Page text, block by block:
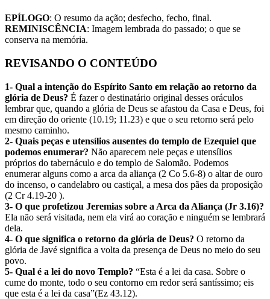
EPÍLOGO: O resumo da ação; desfecho, fecho, final.
REMINISCÊNCIA: Imagem lembrada do passado; o que se
conserva na memória.
REVISANDO O CONTEÚDO
1- Qual a intenção do Espírito Santo em relação ao retorno da
glória de Deus? É fazer o destinatário original desses oráculos
lembrar que, quando a glória de Deus se afastou da Casa e Deus, foi
em direção do oriente (10.19; 11.23) e que o seu retorno será pelo
mesmo caminho.
2- Quais peças e utensílios ausentes do templo de Ezequiel que
podemos enumerar? Não aparecem nele peças e utensílios
próprios do tabernáculo e do templo de Salomão. Podemos
enumerar alguns como a arca da aliança (2 Co 5.6-8) o altar de ouro
do incenso, o candelabro ou castiçal, a mesa dos pães da proposição
(2 Cr 4.19-20 ).
3- O que profetizou Jeremias sobre a Arca da Aliança (Jr 3.16)?
Ela não será visitada, nem ela virá ao coração e ninguém se lembrará
dela.
4- O que significa o retorno da glória de Deus? O retorno da
glória de Javé significa a volta da presença de Deus no meio do seu
povo.
5- Qual é a lei do novo Templo? “Esta é a lei da casa. Sobre o
cume do monte, todo o seu contorno em redor será santíssimo; eis
que esta é a lei da casa”(Ez 43.12).